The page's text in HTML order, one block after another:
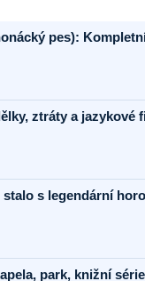
pes):
ztráty a jazykové
s legendární
park, knižní